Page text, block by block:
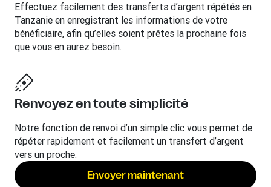
Effectuez facilement des transferts d’argent répétés en
Tanzanie en enregistrant les informations de votre
bénéficiaire, afin qu’elles soient prêtes la prochaine fois
que vous en aurez besoin.
Renvoyez en toute simplicité
Notre fonction de renvoi d’un simple clic vous permet de
répéter rapidement et facilement un transfert d’argent
vers un proche.
Envoyer maintenant